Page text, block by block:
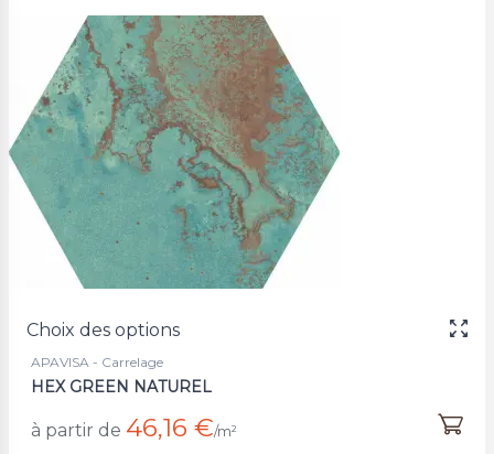
Choix des options
APAVISA - Carrelage
HEX GREEN NATUREL
à partir de 46,16 €/m²